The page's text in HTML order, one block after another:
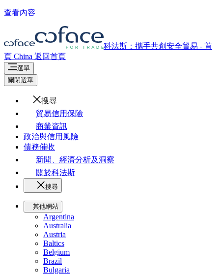
查看內容
科法斯：攜手共創安全貿易 - 首
頁 China 返回首頁
選單
關閉選單
搜尋
貿易信用保險
商業資訊
政治與信用風險
債務催收
新聞、經濟分析及洞察
關於科法斯
搜尋
其他網站
Argentina
Australia
Austria
Baltics
Belgium
Brazil
Bulgaria